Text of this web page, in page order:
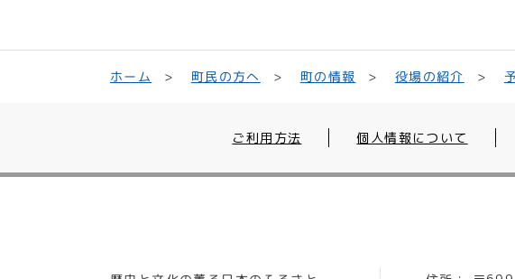
ホーム 町民の方へ 町の情報 役場の紹介
ご利用方法 個人情報について